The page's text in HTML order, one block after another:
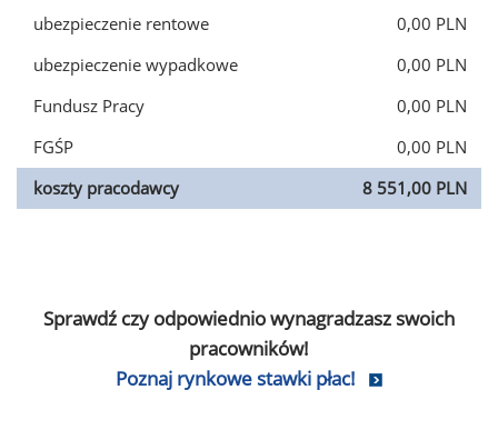
ubezpieczenie rentowe
0,00 PLN
ubezpieczenie wypadkowe
0,00 PLN
Fundusz Pracy
0,00 PLN
FGŚP
0,00 PLN
koszty pracodawcy
8 551,00 PLN
Sprawdź czy odpowiednio wynagradzasz swoich
pracowników!
Poznaj rynkowe stawki płac!